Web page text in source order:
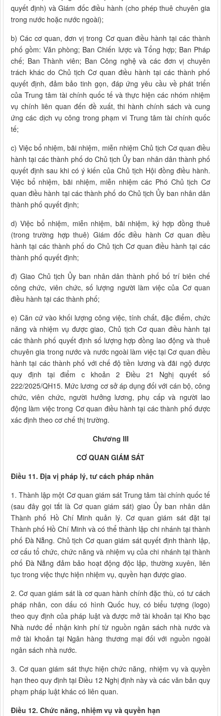
quyết định) và Giám đốc điều hành (cho phép thuê chuyên gia
trong nước hoặc nước ngoài);
b) Các cơ quan, đơn vị trong Cơ quan điều hành tại các thành
phố gồm: Văn phòng; Ban Chiến lược và Tổng hợp; Ban Pháp
chế; Ban Thành viên; Ban Công nghệ và các đơn vị chuyên
trách khác do Chủ tịch Cơ quan điều hành tại các thành phố
quyết định, đảm bảo tinh gọn, đáp ứng yêu cầu về phát triển
của Trung tâm tài chính quốc tế và thực hiện các nhóm nhiệm
vụ chính liên quan đến đề xuất, thi hành chính sách và cung
ứng các dịch vụ công trong phạm vi Trung tâm tài chính quốc
tế;
c) Việc bổ nhiệm, bãi nhiệm, miễn nhiệm Chủ tịch Cơ quan điều
hành tại các thành phố do Chủ tịch Ủy ban nhân dân thành phố
quyết định sau khi có ý kiến của Chủ tịch Hội đồng điều hành.
Việc bổ nhiệm, bãi nhiệm, miễn nhiệm các Phó Chủ tịch Cơ
quan điều hành tại các thành phố do Chủ tịch Ủy ban nhân dân
thành phố quyết định;
d) Việc bổ nhiệm, miễn nhiệm, bãi nhiệm, ký hợp đồng thuê
(trong trường hợp thuê) Giám đốc điều hành Cơ quan điều
hành tại các thành phố do Chủ tịch Cơ quan điều hành tại các
thành phố quyết định;
đ) Giao Chủ tịch Ủy ban nhân dân thành phố bố trí biên chế
công chức, viên chức, số lượng người làm việc của Cơ quan
điều hành tại các thành phố;
e) Căn cứ vào khối lượng công việc, tính chất, đặc điểm, chức
năng và nhiệm vụ được giao, Chủ tịch Cơ quan điều hành tại
các thành phố quyết định số lượng hợp đồng lao động và thuê
chuyên gia trong nước và nước ngoài làm việc tại Cơ quan điều
hành tại các thành phố với chế độ tiền lương và đãi ngộ được
quy định tại điểm c khoản 2 Điều 21 Nghị quyết số
222/2025/QH15. Mức lương cơ sở áp dụng đối với cán bộ, công
chức, viên chức, người hưởng lương, phụ cấp và người lao
động làm việc trong Cơ quan điều hành tại các thành phố được
xác định theo cơ chế thị trường.
Chương III
CƠ QUAN GIÁM SÁT
Điều 11. Địa vị pháp lý, tư cách pháp nhân
1. Thành lập một Cơ quan giám sát Trung tâm tài chính quốc tế
(sau đây gọi tắt là Cơ quan giám sát) giao Ủy ban nhân dân
Thành phố Hồ Chí Minh quản lý. Cơ quan giám sát đặt tại
Thành phố Hồ Chí Minh và có thể thành lập chi nhánh tại thành
phố Đà Nẵng. Chủ tịch Cơ quan giám sát quyết định thành lập,
cơ cấu tổ chức, chức năng và nhiệm vụ của chi nhánh tại thành
phố Đà Nẵng đảm bảo hoạt động độc lập, thường xuyên, liên
tục trong việc thực hiện nhiệm vụ, quyền hạn được giao.
2. Cơ quan giám sát là cơ quan hành chính đặc thù, có tư cách
pháp nhân, con dấu có hình Quốc huy, có biểu tượng (logo)
theo quy định của pháp luật và được mở tài khoản tại Kho bạc
Nhà nước để nhận kinh phí từ nguồn ngân sách nhà nước và
mở tài khoản tại Ngân hàng thương mại đối với nguồn ngoài
ngân sách nhà nước.
3. Cơ quan giám sát thực hiện chức năng, nhiệm vụ và quyền
hạn theo quy định tại Điều 12 Nghị định này và các văn bản quy
phạm pháp luật khác có liên quan.
Điều 12. Chức năng, nhiệm vụ và quyền hạn